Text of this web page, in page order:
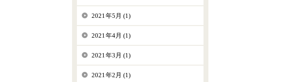
2021年5月 (1)
2021年4月 (1)
2021年3月 (1)
2021年2月 (1)